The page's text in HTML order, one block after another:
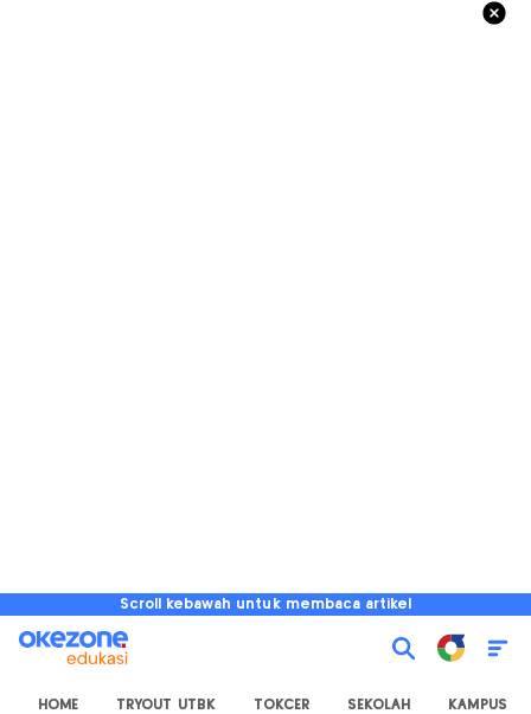
Scroll kebawah untuk membaca artikel
HOME TRYOUT UTBK TOKCER SEKOLAH KAMPUS